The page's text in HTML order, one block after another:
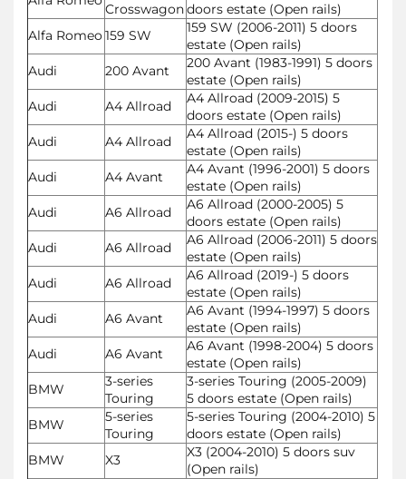
Crosswagondoors estate (Open rails)
Alfa Romeo159 SW
159 SW (2006-2011) 5 doors
estate (Open rails)
Audi
200 Avant
200 Avant (1983-1991) 5 doors
estate (Open rails)
Audi
A4 Allroad
A4 Allroad (2009-2015) 5
doors estate (Open rails)
Audi
A4 Allroad
A4 Allroad (2015-) 5 doors
estate (Open rails)
Audi
A4 Avant
A4 Avant (1996-2001) 5 doors
estate (Open rails)
Audi
A6 Allroad
A6 Allroad (2000-2005) 5
doors estate (Open rails)
Audi
A6 Allroad
A6 Allroad (2006-2011) 5 doors
estate (Open rails)
Audi
A6 Allroad
A6 Allroad (2019-) 5 doors
estate (Open rails)
Audi
A6 Avant
A6 Avant (1994-1997) 5 doors
estate (Open rails)
Audi
A6 Avant
A6 Avant (1998-2004) 5 doors
estate (Open rails)
BMW
3-series
Touring
3-series Touring (2005-2009)
5 doors estate (Open rails)
BMW
5-series
Touring
5-series Touring (2004-2010) 5
doors estate (Open rails)
BMW
X3
X3 (2004-2010) 5 doors suv
(Open rails)